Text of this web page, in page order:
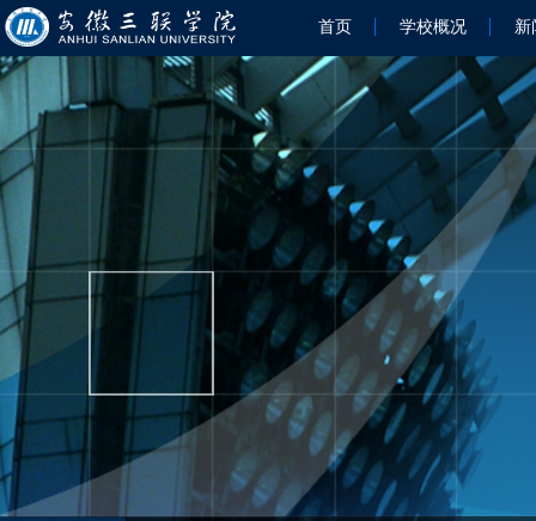
首页 学校概况 新